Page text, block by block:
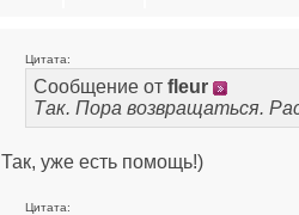
Цитата:
Сообщение от fleur
Так. Пора возвращаться.
Так, уже есть помощь!)
Цитата: